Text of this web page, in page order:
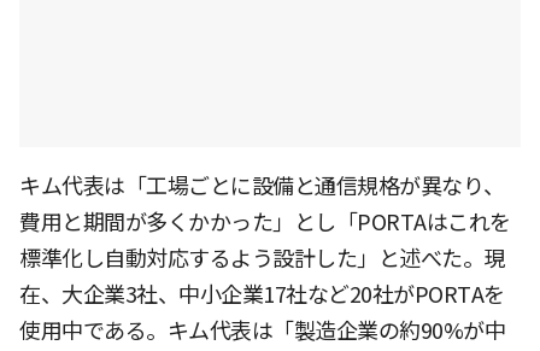
キム代表は「工場ごとに設備と通信規格が異なり、
費用と期間が多くかかった」とし「PORTAはこれを
標準化し自動対応するよう設計した」と述べた。現
在、大企業3社、中小企業17社など20社がPORTAを
使用中である。キム代表は「製造企業の約90%が中